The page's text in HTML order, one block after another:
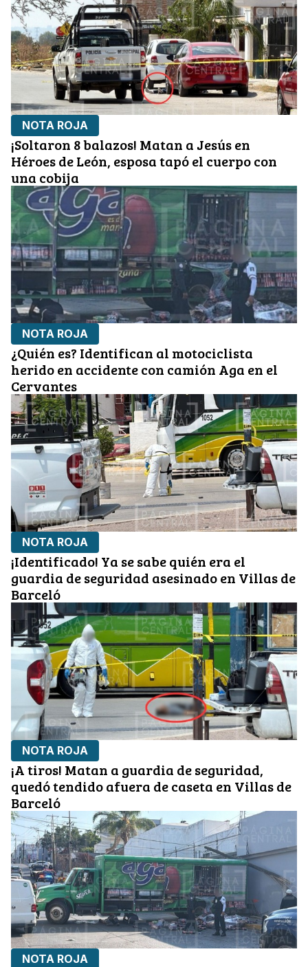
NOTA ROJA
¡Soltaron 8 balazos! Matan a Jesús en
Héroes de León, esposa tapó el cuerpo con
una cobija
NOTA ROJA
¿Quién es? Identifican al motociclista
herido en accidente con camión Aga en el
Cervantes
NOTA ROJA
¡Identificado! Ya se sabe quién era el
guardia de seguridad asesinado en Villas de
Barceló
NOTA ROJA
¡A tiros! Matan a guardia de seguridad,
quedó tendido afuera de caseta en Villas de
Barceló
NOTA ROJA